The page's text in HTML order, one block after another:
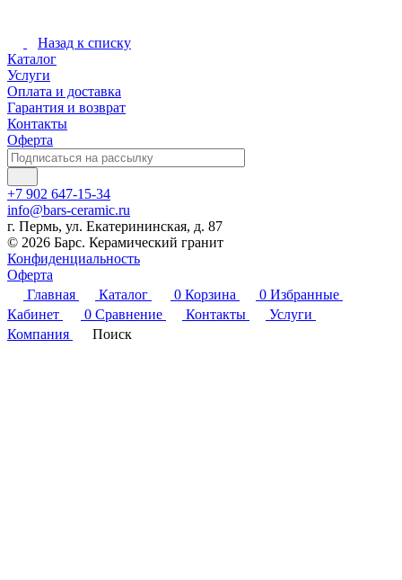
Назад к списку
Каталог
Услуги
Оплата и доставка
Гарантия и возврат
Контакты
Оферта
+7 902 647-15-34
info@bars-ceramic.ru
г. Пермь, ул. Екатерининская, д. 87
© 2026 Барс. Керамический гранит
Конфиденциальность
Оферта
Главная
Каталог 0 Корзина 0 Избранные
Кабинет
0 Сравнение Контакты
Услуги
Компания
Поиск